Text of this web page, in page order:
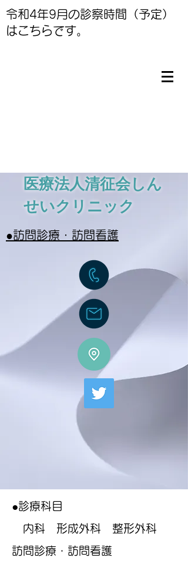
​令和4年9月の診察時間（予定）
はこちらです。
医療法人清征会しん
せいクリニック
​●訪問診療・訪問看護
●診療科目
内科 形成外科 整形外科 ​
訪問診療・訪問看護